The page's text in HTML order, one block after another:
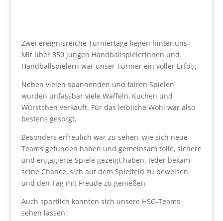
Zwei ereignisreiche Turniertage liegen hinter uns.
Mit über 350 jungen Handballspielerinnen und
Handballspielern war unser Turnier ein voller Erfolg.
Neben vielen spannenden und fairen Spielen
wurden unfassbar viele Waffeln, Kuchen und
Würstchen verkauft. Für das leibliche Wohl war also
bestens gesorgt.
Besonders erfreulich war zu sehen, wie sich neue
Teams gefunden haben und gemeinsam tolle, sichere
und engagierte Spiele gezeigt haben. Jeder bekam
seine Chance, sich auf dem Spielfeld zu beweisen
und den Tag mit Freude zu genießen.
Auch sportlich konnten sich unsere HSG-Teams
sehen lassen: